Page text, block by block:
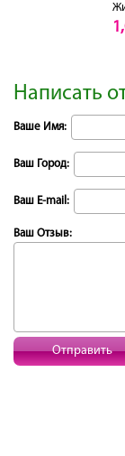
Написать
Ваше Имя:
Ваш Город:
Ваш E-mail:
Ваш Отзыв:
Отправить